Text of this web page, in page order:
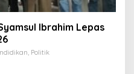
Ibrahim Lepas
Politik